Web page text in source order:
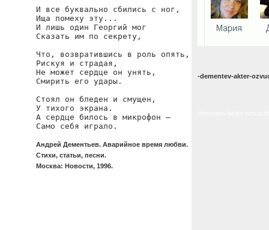
И все буквально сбились с ног,
Ища помеху эту...
И лишь один Георгий мог
Сказать им по секрету,
Что, возвратившись в роль опять,
Рискуя и страдая,
Не может сердце он унять,
Смирить его удары.
Стоял он бледен и смущен,
У тихого экрана.
А сердце билось в микрофон —
Само себя играло.
Андрей Дементьев. Аварийное время любви.
Стихи, статьи, песни.
Москва: Новости, 1996.
-dementev-akter-